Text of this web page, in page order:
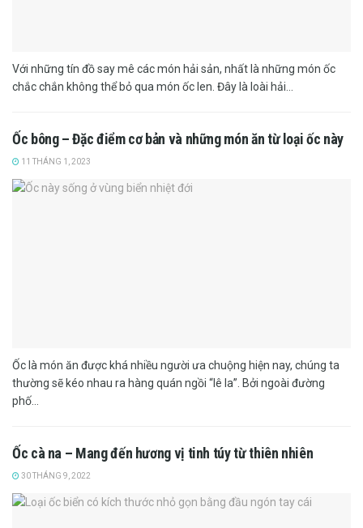
Với những tín đồ say mê các món hải sản, nhất là những món ốc
chắc chắn không thể bỏ qua món ốc len. Đây là loài hải...
Ốc bông – Đặc điểm cơ bản và những món ăn từ loại ốc này
11 THÁNG 1, 2023
Ốc là món ăn được khá nhiều người ưa chuộng hiện nay, chúng ta
thường sẽ kéo nhau ra hàng quán ngồi “lê la”. Bởi ngoài đường
phố...
Ốc cà na – Mang đến hương vị tinh túy từ thiên nhiên
30 THÁNG 9, 2022